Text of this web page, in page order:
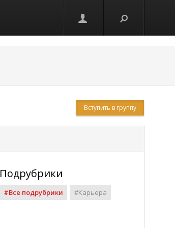
Вступить в группу
Подрубрики
#Все подрубрики #Карьера